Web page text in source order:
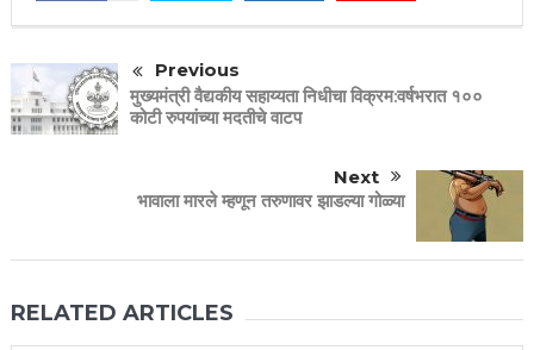
Previous
मुख्यमंत्री वैद्यकीय सहाय्यता निधीचा विक्रम:वर्षभरात १००
कोटी रुपयांच्या मदतीचे वाटप
Next
भावाला मारले म्हणून तरुणावर झाडल्या गोळ्या
RELATED ARTICLES